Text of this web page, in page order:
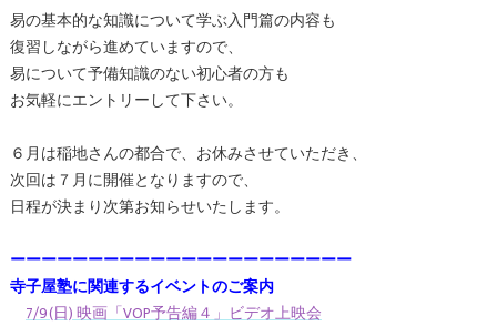
易の基本的な知識について学ぶ入門篇の内容も
復習しながら進めていますので、
易について予備知識のない初心者の方も
お気軽にエントリーして下さい。
６月は稲地さんの都合で、お休みさせていただき、
次回は７月に開催となりますので、
日程が決まり次第お知らせいたします。
ーーーーーーーーーーーーーーーーーーーーーー
寺子屋塾に関連するイベントのご案内
7/9(日) 映画「VOP予告編４」ビデオ上映会